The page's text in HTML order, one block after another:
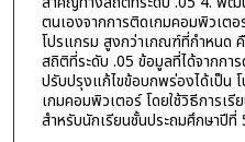
ตนเองจากการติดเกมคอมพิวเตอ
โปรแกรม สูงกว่าเกณฑ์ที่กำหนด
สถิติที่ระดับ .05 ข้อมูลที่ได้จากกา
ปรับปรุงแก้ไขข้อบกพร่องได้เป็น
เกมคอมพิวเตอร์ โดยใช้วิธีการ
สำหรับนักเรียนชั้นประถมศึกษาปีที่